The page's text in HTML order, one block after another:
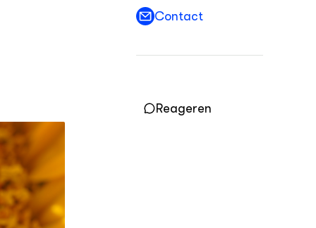
Kennisportaal Boerenlandvogels
Contact
Reageren